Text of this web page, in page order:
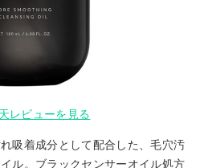
レビューを見る
吸着成分として配合した、毛穴汚
ル。ブラックセンサーオイル処方